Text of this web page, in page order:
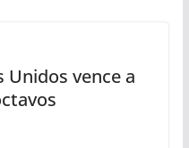
Unidos vence a